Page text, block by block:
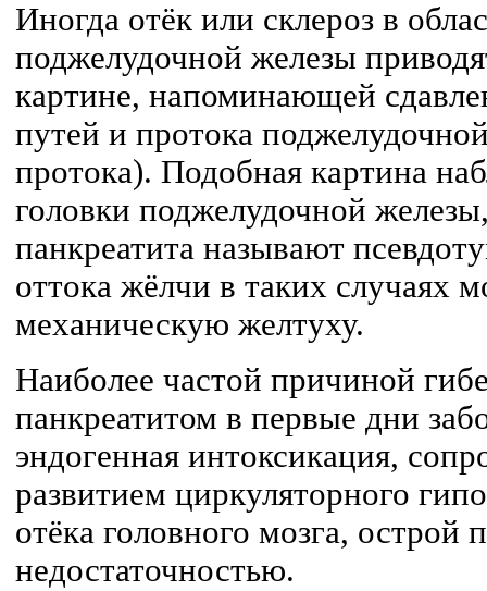
Иногда отёк или склероз в
поджелудочной железы
картине, напоминающей
путей и протока
протока). Подобная картина
головки поджелудочной
панкреатита называют
оттока жёлчи в таких случаях
механическую желтуху.
Наиболее частой причиной
панкреатитом в первые дни
эндогенная интоксикация,
развитием циркуляторного
отёка головного мозга, острой
недостаточностью.